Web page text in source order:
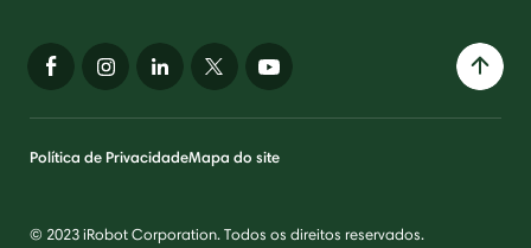
Política de PrivacidadeMapa do site
© 2023 iRobot Corporation. Todos os direitos reservados.